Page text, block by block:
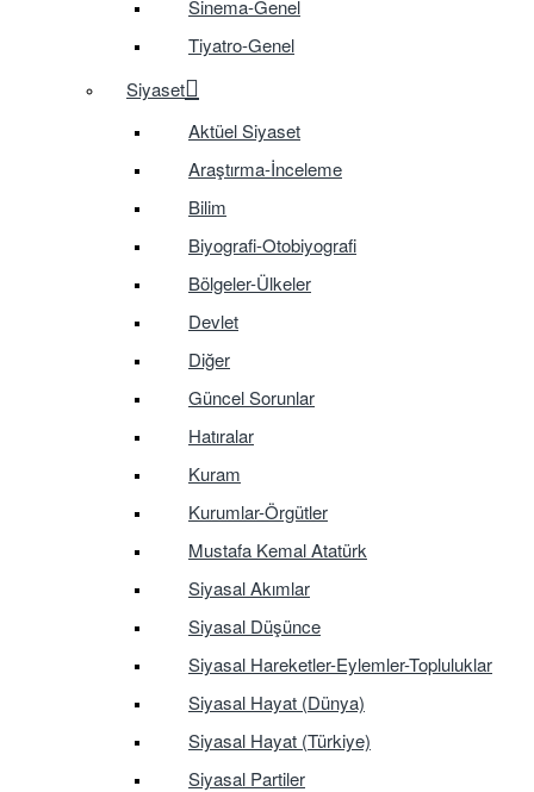
Sinema-Genel
Tiyatro-Genel
Siyaset
Aktüel Siyaset
Araştırma-İnceleme
Bilim
Biyografi-Otobiyografi
Bölgeler-Ülkeler
Devlet
Diğer
Güncel Sorunlar
Hatıralar
Kuram
Kurumlar-Örgütler
Mustafa Kemal Atatürk
Siyasal Akımlar
Siyasal Düşünce
Siyasal Hareketler-Eylemler-Topluluklar
Siyasal Hayat (Dünya)
Siyasal Hayat (Türkiye)
Siyasal Partiler